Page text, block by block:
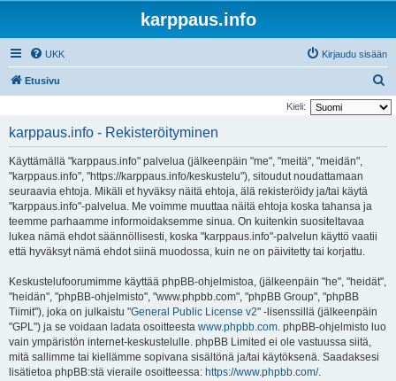
karppaus.info
UKK Kirjaudu sisään
Etusivu
t
Kieli:
karppaus.info - Rekisteröityminen
Käyttämällä "karppaus.info" palvelua (jälkeenpäin "me", "meitä", "meidän",
"karppaus.info", "https://karppaus.info/keskustelu"), sitoudut noudattamaan
seuraavia ehtoja. Mikäli et hyväksy näitä ehtoja, älä rekisteröidy ja/tai käytä
"karppaus.info"-palvelua. Me voimme muuttaa näitä ehtoja koska tahansa ja
teemme parhaamme informoidaksemme sinua. On kuitenkin suositeltavaa
lukea nämä ehdot säännöllisesti, koska "karppaus.info"-palvelun käyttö vaatii
että hyväksyt nämä ehdot siinä muodossa, kuin ne on päivitetty tai korjattu.
Keskustelufoorumimme käyttää phpBB-ohjelmistoa, (jälkeenpäin "he", "heidät",
"heidän", "phpBB-ohjelmisto", "www.phpbb.com", "phpBB Group", "phpBB
Tiimit"), joka on julkaistu "General Public License v2" -lisenssillä (jälkeenpäin
"GPL") ja se voidaan ladata osoitteesta www.phpbb.com. phpBB-ohjelmisto luo
vain ympäristön internet-keskustelulle. phpBB Limited ei ole vastuussa siitä,
mitä sallimme tai kiellämme sopivana sisältönä ja/tai käytöksenä. Saadaksesi
lisätietoa phpBB:stä vieraile osoitteessa: https://www.phpbb.com/.